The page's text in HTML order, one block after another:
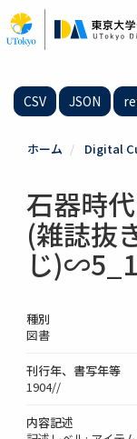
イ
ン
CSV JSON
ホーム Digital
石器時
(雑誌抜
じ
種別
図書
刊行年、書写年等
1904//
内容記述